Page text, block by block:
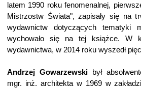
latem 1990 roku fenomenalnej,
Mistrzostw Świata", zapisały się na
wydawnictw dotyczących tematyki
wychowało się na tej książce. W
wydawnictwa, w 2014 roku wyszedł
Andrzej Gowarzewski był
mgr. inż. architekta w 1969 w